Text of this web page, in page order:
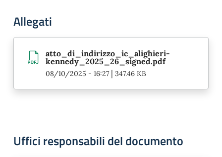
Allegati
atto_di_indirizzo_ic_alighieri-
kennedy_2025_26_signed.pdf
08/10/2025 - 16:27| 347.46 KB
Uffici responsabili del documento